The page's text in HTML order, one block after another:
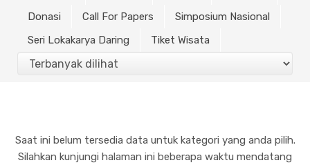
Donasi
Call For Papers
Simposium Nasional
Seri Lokakarya Daring
Tiket Wisata
Saat ini belum tersedia data untuk kategori yang anda pilih.
Silahkan kunjungi halaman ini beberapa waktu mendatang